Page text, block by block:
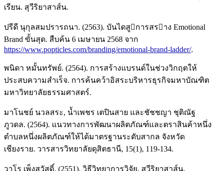
เรียน. สุวีริยาสาส์น.
ปรีดี นุกุลสมปรารถนา. (2563). บันไดสูการสราง Emotional
Brand ขั้นสุด. สืบค้น 6 เมษายน 2568 จาก
https://www.popticles.com/branding/emotional-brand-ladder/.
พนิดา หมั้นทรัพย์. (2564). การสร้างแบรนด์ในช่วงวิกฤตให้
ประสบความสำเร็จ. การค้นคว้าอิสระบริหารธุรกิจมหาบัณฑิต
มหาวิทยาลัยธรรมศาสตร์.
มาโนชย์ นวลสระ, น้ำเพชร เตปินสาย และชัชชญา ชุติณัฐ
ภูวดล. (2564). แนวทางการพัฒนาผลิตภัณฑ์และตราสินค้าหนึ่ง
ตำบลหนึ่งผลิตภัณฑ์ให้ได้มาตรฐานระดับสากล จังหวัด
เชียงราย. วารสารวิทยาลัยดุสิตธานี, 15(1), 119-134.
วาโร เพ็งสวัสดิ์. (2551). วิธีวิทยาการวิจัย. สุวีริยาสาส์น.